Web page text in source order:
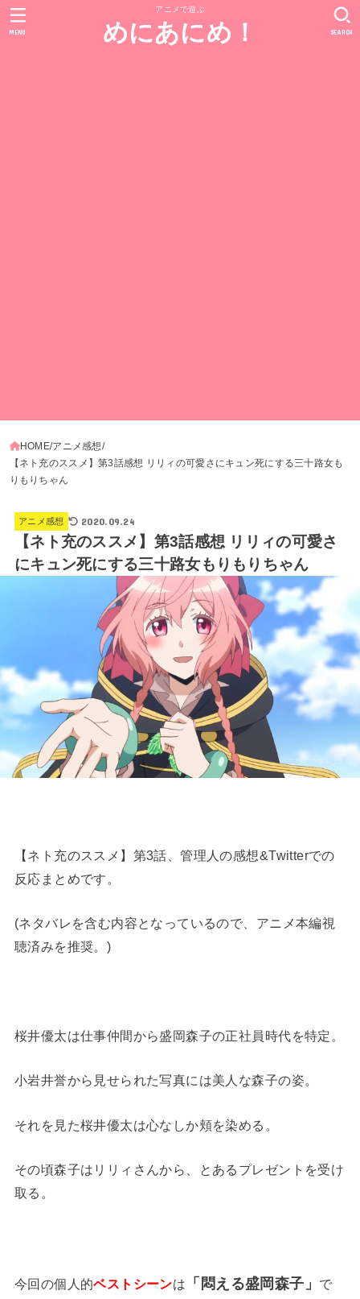
アニメで遊ぶ
めにあにめ！ SEARCH
MENU
HOME アニメ感想
【ネト充のススメ】第3話感想 リリィの可愛さにキュン死にする三十路女も
りもりちゃん
アニメ感想 2020.09.24
【ネト充のススメ】第3話感想 リリィの可愛さ
にキュン死にする三十路女もりもりちゃん
【ネト充のススメ】第3話、管理人の感想&Twitterでの
反応まとめです。
(ネタバレを含む内容となっているので、アニメ本編視
聴済みを推奨。)
桜井優太は仕事仲間から盛岡森子の正社員時代を特定。
小岩井誉から見せられた写真には美人な森子の姿。
それを見た桜井優太は心なしか頬を染める。
その頃森子はリリィさんから、とあるプレゼントを受け
取る。
今回の個人的ベストシーンは 「悶える盛岡森子」
で